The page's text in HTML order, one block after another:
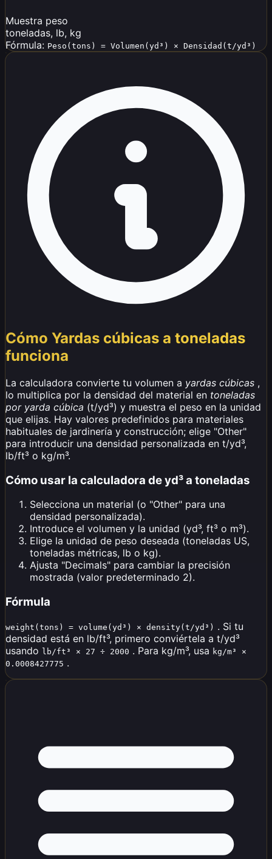
Muestra peso
toneladas, lb, kg
Fórmula: Peso(tons) = Volumen(yd³) × Densidad(t/yd³)
Cómo Yardas cúbicas a toneladas
funciona
La calculadora convierte tu volumen a yardas cúbicas ,
lo multiplica por la densidad del material en toneladas
por yarda cúbica (t/yd³) y muestra el peso en la unidad
que elijas. Hay valores predefinidos para materiales
habituales de jardinería y construcción; elige "Other"
para introducir una densidad personalizada en t/yd³,
lb/ft³ o kg/m³.
Cómo usar la calculadora de yd³ a toneladas
Selecciona un material (o "Other" para una
densidad personalizada).
Introduce el volumen y la unidad (yd³, ft³ o m³).
Elige la unidad de peso deseada (toneladas US,
toneladas métricas, lb o kg).
Ajusta "Decimals" para cambiar la precisión
mostrada (valor predeterminado 2).
Fórmula
weight(tons) = volume(yd³) × density(t/yd³) . Si tu
densidad está en lb/ft³, primero conviértela a t/yd³
usando lb/ft³ × 27 ÷ 2000 . Para kg/m³, usa kg/m³ ×
0.0008427775 .